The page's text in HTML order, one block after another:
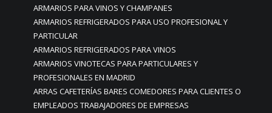
ARMARIOS PARA VINOS Y CHAMPANES
ARMARIOS REFRIGERADOS PARA USO PROFESIONAL Y
PARTICULAR
ARMARIOS REFRIGERADOS PARA VINOS
ARMARIOS VINOTECAS PARA PARTICULARES Y
PROFESIONALES EN MADRID
ARRAS CAFETERÍAS BARES COMEDORES PARA CLIENTES O
EMPLEADOS TRABAJADORES DE EMPRESAS